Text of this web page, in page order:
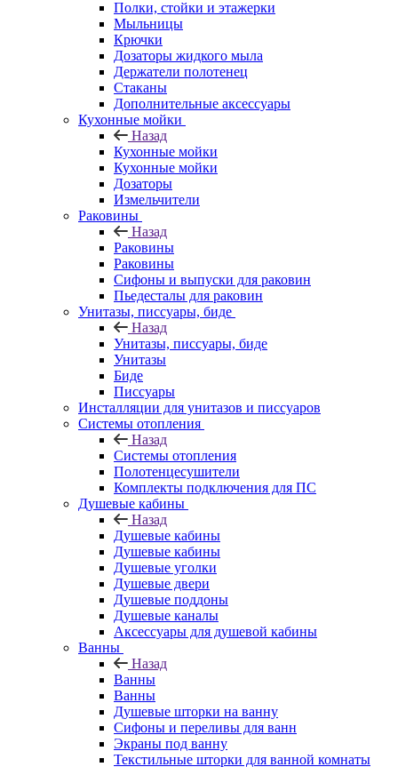
Полки, стойки и этажерки
Мыльницы
Крючки
Дозаторы жидкого мыла
Держатели полотенец
Стаканы
Дополнительные аксессуары
Кухонные мойки
Назад
Кухонные мойки
Кухонные мойки
Дозаторы
Измельчители
Раковины
Назад
Раковины
Раковины
Сифоны и выпуски для раковин
Пьедесталы для раковин
Унитазы, писсуары, биде
Назад
Унитазы, писсуары, биде
Унитазы
Биде
Писсуары
Инсталляции для унитазов и писсуаров
Системы отопления
Назад
Системы отопления
Полотенцесушители
Комплекты подключения для ПС
Душевые кабины
Назад
Душевые кабины
Душевые кабины
Душевые уголки
Душевые двери
Душевые поддоны
Душевые каналы
Аксессуары для душевой кабины
Ванны
Назад
Ванны
Ванны
Душевые шторки на ванну
Сифоны и переливы для ванн
Экраны под ванну
Текстильные шторки для ванной комнаты